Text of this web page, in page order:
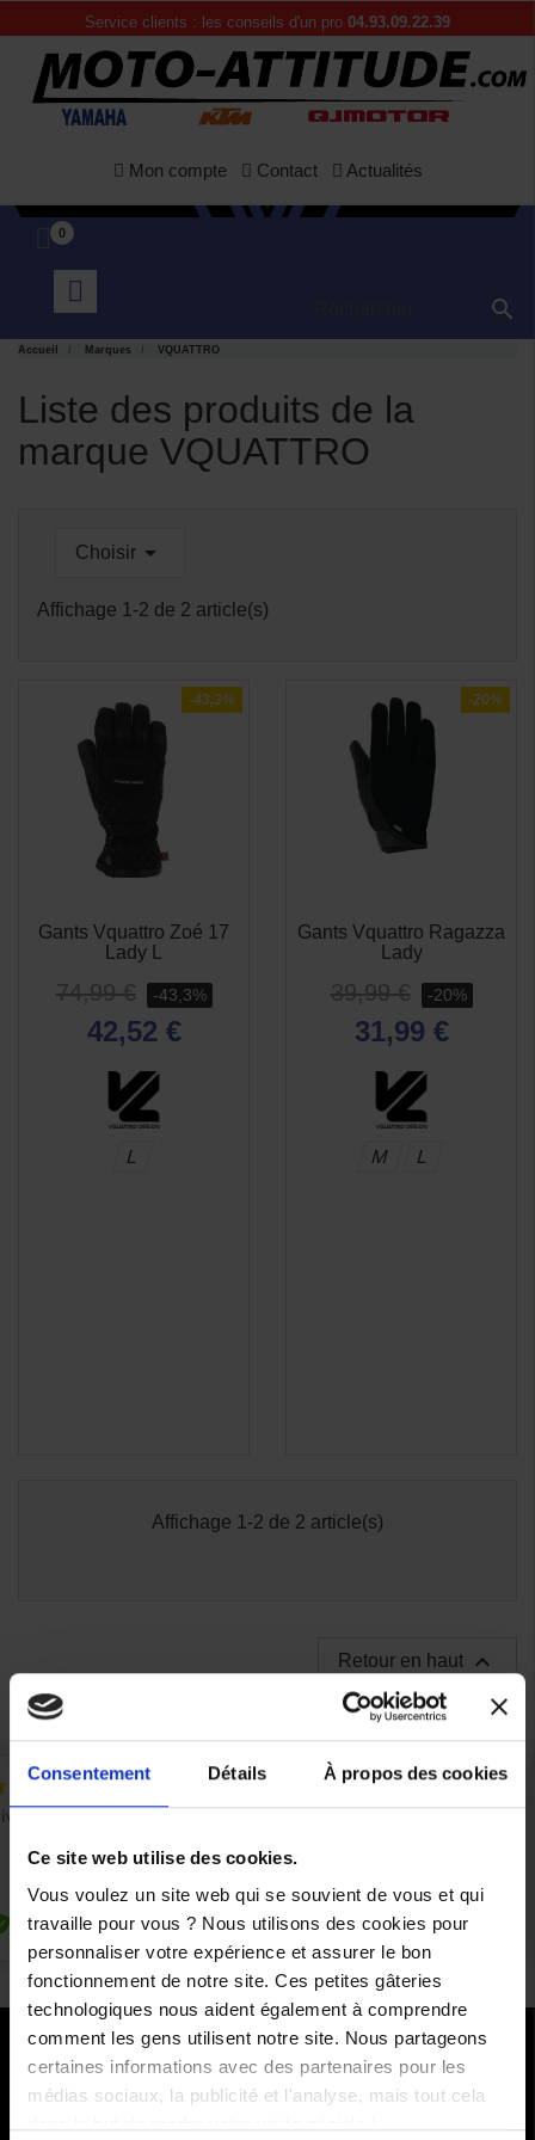
Consentement Détails À propos des cookies
Ce site web utilise des cookies.
Vous voulez un site web qui se souvient de vous et qui
travaille pour vous ? Nous utilisons des cookies pour
personnaliser votre expérience et assurer le bon
fonctionnement de notre site. Ces petites gâteries
technologiques nous aident également à comprendre
comment les gens utilisent notre site. Nous partageons
certaines informations avec des partenaires pour les
médias sociaux, la publicité et l'analyse, mais tout cela
Service clients : les conseils d'un pro 04.93.09.22.39
Mon compte Contact Actualités
0

Accueil Marques VQUATTRO
Liste des produits de la
marque VQUATTRO
Choisir 
Affichage 1-2 de 2 article(s)
-43,3%
APERÇU
RAPIDE
Gants Vquattro Zoé 17
Lady L
74,99 € -43,3%
42,52 €
L
-20%
APERÇU
RAPIDE
Gants Vquattro Ragazza
Lady
39,99 € -20%
31,99 €
M L
Affichage 1-2 de 2 article(s)
Retour en haut 
PAIEMENTS SÉCURISÉS
Cartes bancaires - PayPal